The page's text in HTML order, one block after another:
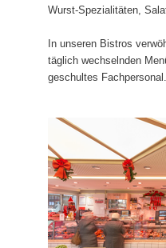
Wurst-Spezialitäten,
In unseren Bistros
täglich wechselnden
geschultes Fachpersonal.